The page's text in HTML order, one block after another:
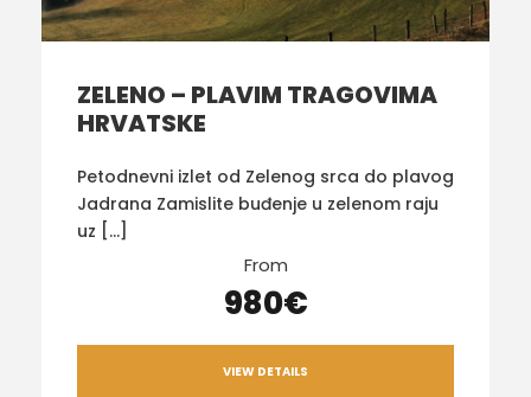
ZELENO – PLAVIM TRAGOVIMA
HRVATSKE
Petodnevni izlet od Zelenog srca do plavog
Jadrana Zamislite buđenje u zelenom raju
uz […]
From
980€
VIEW DETAILS